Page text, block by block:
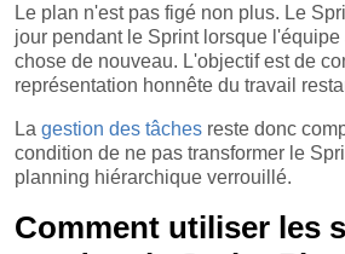
Le plan n'est pas figé non plus. Le
jour pendant le Sprint lorsque
chose de nouveau. L'objectif est de
représentation honnête du travail
La gestion des tâches reste donc
condition de ne pas transformer le
planning hiérarchique verrouillé.
Comment utiliser les